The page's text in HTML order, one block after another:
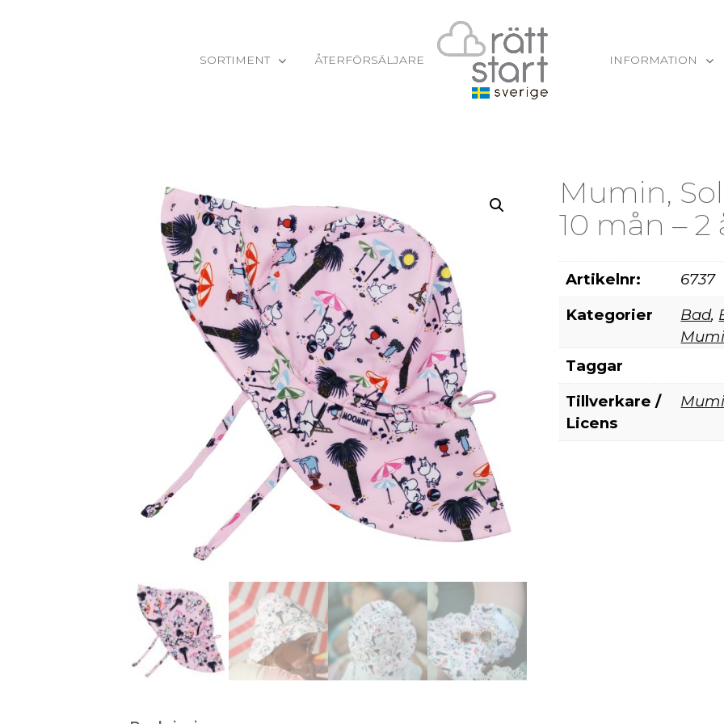
SORTIMENT ÅTERFÖRSÄLJARE INFORMATION
Mumin,
10 mån – 2
Artikelnr:
6737
Kategorier
Bad,
Taggar
Tillverkare /
Licens